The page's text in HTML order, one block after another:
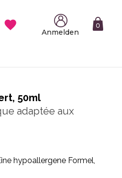

Anmelden
0
50ml
adaptée aux
hypoallergene Formel,